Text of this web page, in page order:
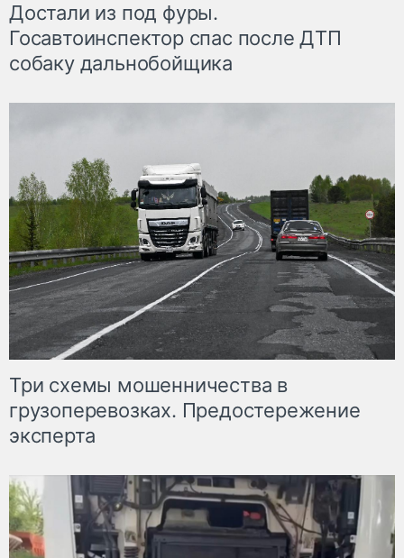
Достали из под фуры.
Госавтоинспектор спас после ДТП
собаку дальнобойщика
Три схемы мошенничества в
грузоперевозках. Предостережение
эксперта